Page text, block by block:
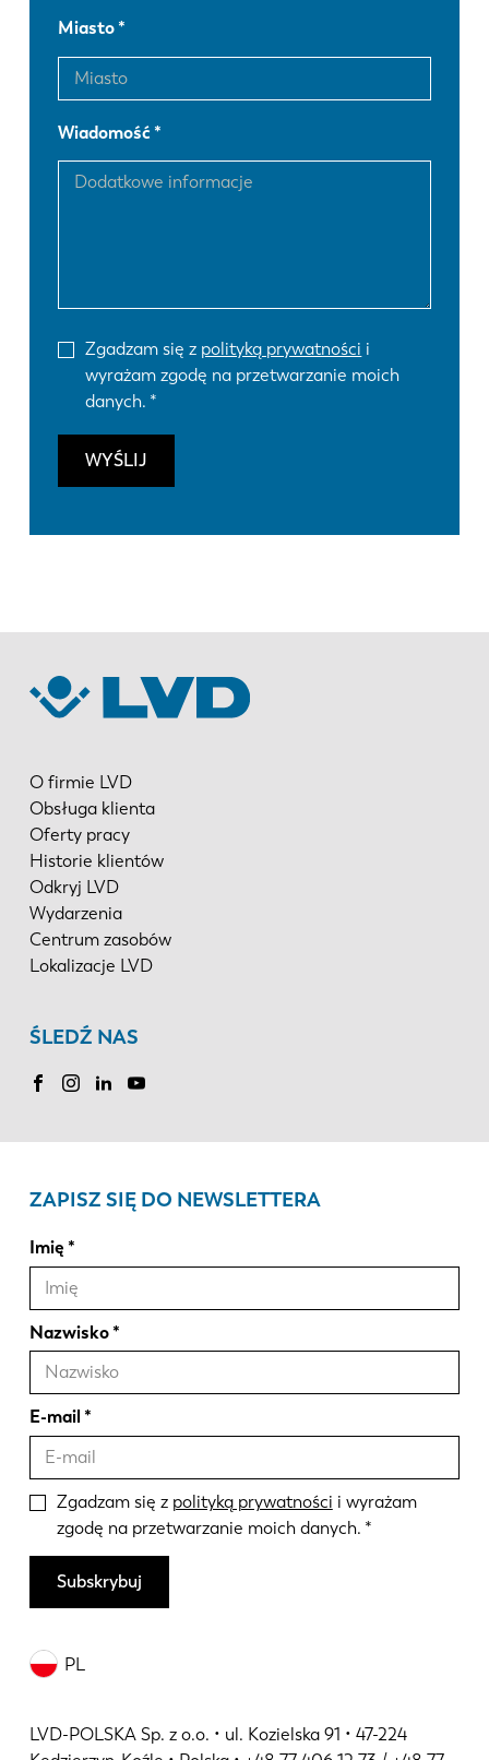
Miasto
Wiadomość
Zgadzam się z polityką prywatności i
wyrażam zgodę na przetwarzanie moich
danych.
WYŚLIJ
O firmie LVD
Obsługa klienta
Oferty pracy
Historie klientów
Odkryj LVD
Wydarzenia
Centrum zasobów
Lokalizacje LVD
ŚLEDŹ NAS
PL
LVD-POLSKA Sp. z o.o. • ul. Kozielska 91 • 47-224
ZAPISZ SIĘ DO NEWSLETTERA
Imię
Nazwisko
E-mail
Zgadzam się z polityką prywatności i wyrażam
zgodę na przetwarzanie moich danych.
Subskrybuj